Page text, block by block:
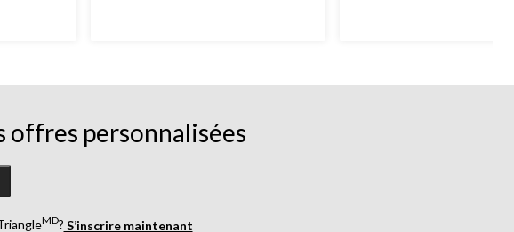
offres personnalisées
MD? S’inscrire maintenant